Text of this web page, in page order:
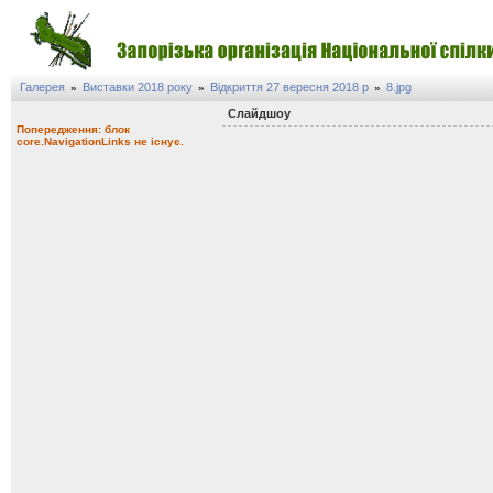
Галерея » Виставки 2018 року » Відкриття 27 вересня 2018 р » 8.jpg
Попередження: блок
core.NavigationLinks не існує.
Слайдшоу